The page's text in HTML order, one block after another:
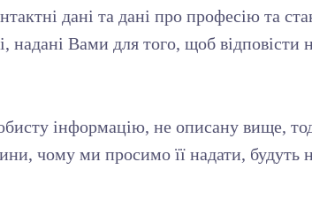
дані та дані про професію та
надані Вами для того, щоб відповісти
інформацію, не описану вище,
чому ми просимо її надати, будуть